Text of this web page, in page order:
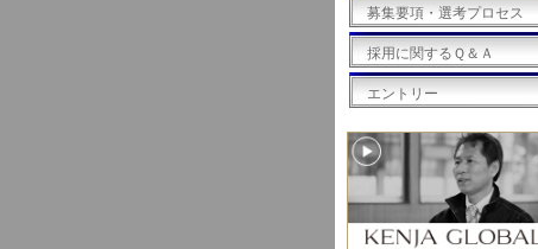
募集要項・選考プロセス
採用に関するＱ＆Ａ
エントリー